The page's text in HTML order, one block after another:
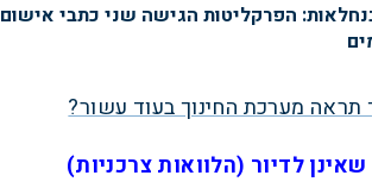
הפרקליטות הגישה שני כתבי
תראה מערכת החינוך בעוד עשור?
לדיור (הלוואות צרכניות)